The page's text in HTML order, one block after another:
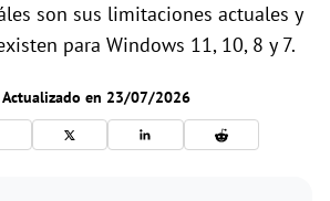
son sus limitaciones actuales y
para Windows 11, 10, 8 y 7.
Actualizado en 23/07/2026